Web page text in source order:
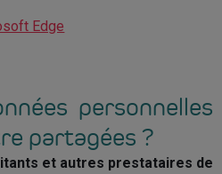
Edge
personnelles
partagées ?
et autres prestataires de